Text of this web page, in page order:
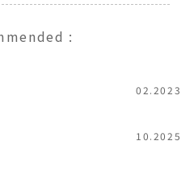
:
02.2023
10.2025